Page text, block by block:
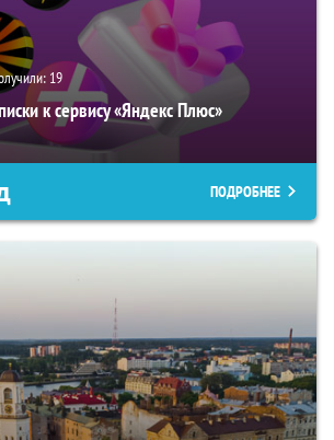
19
к сервису «Яндекс Плюс»
ПОДРОБНЕЕ